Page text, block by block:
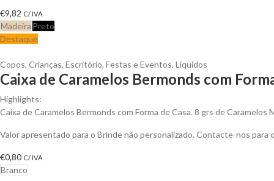
€9,82 C/ IVA
Madeira Preto
Destaque
Copos, Crianças, Escritório, Festas e Eventos, Líquidos
Caixa de Caramelos Bermonds com
Highlights:
Caixa de Caramelos Bermonds com Forma de Casa. 8 grs de Caramelos
Valor apresentado para o Brinde não personalizado. Contacte-nos
€0,80 C/ IVA
Branco